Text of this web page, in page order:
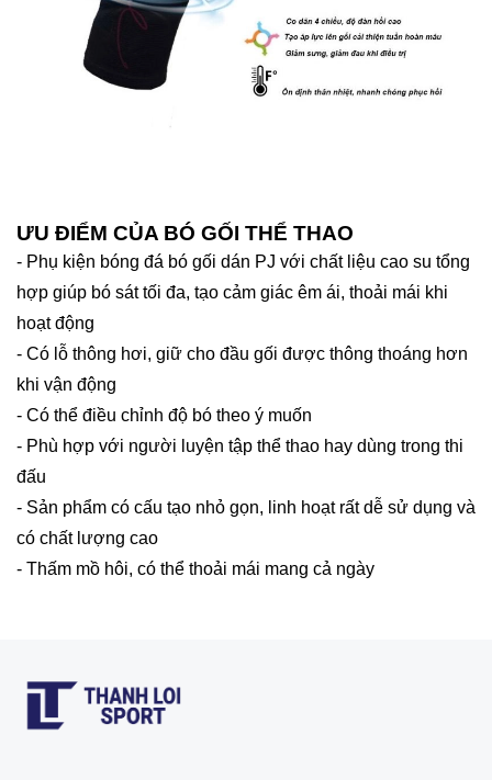
ƯU ĐIỂM CỦA BÓ GỐI THỂ THAO
- Phụ kiện bóng đá bó gối dán PJ với chất liệu cao su tổng
hợp giúp bó sát tối đa, tạo cảm giác êm ái, thoải mái khi
hoạt động
- Có lỗ thông hơi, giữ cho đầu gối được thông thoáng hơn
khi vận động
- Có thể điều chỉnh độ bó theo ý muốn
- Phù hợp với người luyện tập thể thao hay dùng trong thi
đấu
- Sản phẩm có cấu tạo nhỏ gọn, linh hoạt rất dễ sử dụng và
có chất lượng cao
- Thấm mồ hôi, có thể thoải mái mang cả ngày